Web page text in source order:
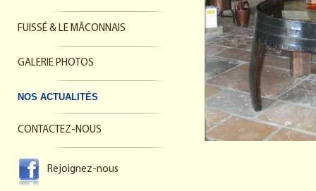
FUISSÉ & LE MÂCONNAIS
GALERIE PHOTOS
NOS ACTUALITÉS
CONTACTEZ-NOUS
Rejoignez-nous